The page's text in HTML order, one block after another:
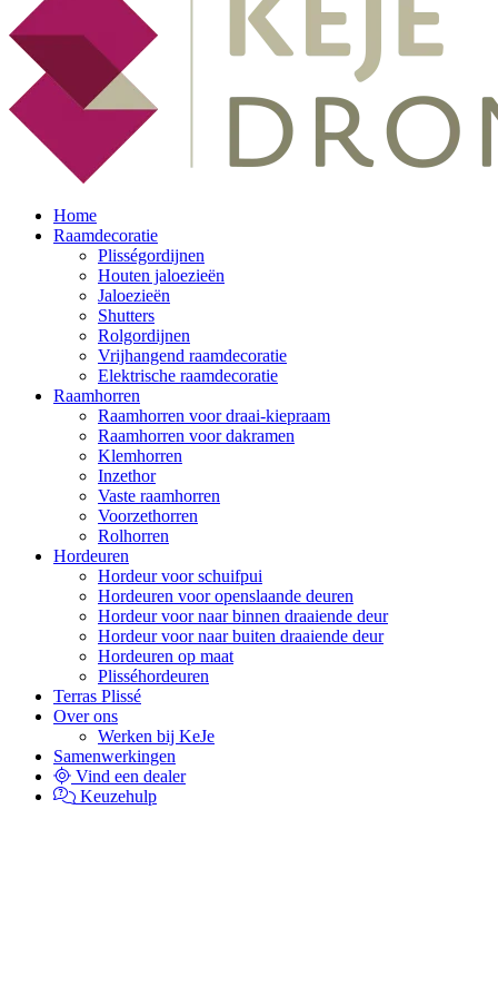
Home
Raamdecoratie
Plisségordijnen
Houten jaloezieën
Jaloezieën
Shutters
Rolgordijnen
Vrijhangend raamdecoratie
Elektrische raamdecoratie
Raamhorren
Raamhorren voor draai-kiepraam
Raamhorren voor dakramen
Klemhorren
Inzethor
Vaste raamhorren
Voorzethorren
Rolhorren
Hordeuren
Hordeur voor schuifpui
Hordeuren voor openslaande deuren
Hordeur voor naar binnen draaiende deur
Hordeur voor naar buiten draaiende deur
Hordeuren op maat
Plisséhordeuren
Terras Plissé
Over ons
Werken bij KeJe
Samenwerkingen
Vind een dealer
Keuzehulp